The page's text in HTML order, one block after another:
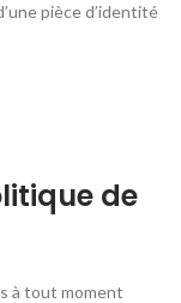
pièce d’identité
de
à tout moment